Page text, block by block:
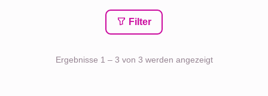
Filter
Ergebnisse 1 – 3 von 3 werden angezeigt